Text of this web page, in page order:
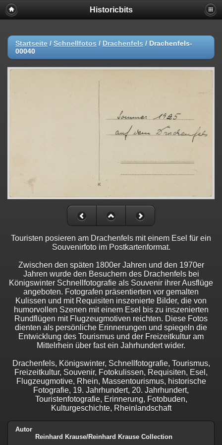
Historicbits
Startseite / Schnellfotos / Drachenfels / Drachenfels-
00040
Touristen posieren am Drachenfels mit einem Esel für ein
Souvenirfoto im Postkartenformat.
Zwischen den späten 1800er Jahren und den 1970er
Jahren wurde den Besuchern des Drachenfels bei
Königswinter Schnellfotografie als Souvenir ihrer Ausflüge
angeboten. Fotografen präsentierten vor gemalten
Kulissen und mit Requisiten inszenierte Bilder, die von
humorvollen Szenen mit einem Esel bis zu inszenierten
Rundflügen mit Flugzeugmotiven reichten. Diese Fotos
dienten als persönliche Erinnerungen und spiegeln die
Entwicklung des Tourismus und der Freizeitkultur am
Mittelrhein über fast ein Jahrhundert wider.
Drachenfels, Königswinter, Schnellfotografie, Tourismus,
Freizeitkultur, Souvenir, Fotokulissen, Requisiten, Esel,
Flugzeugmotive, Rhein, Massentourismus, historische
Fotografie, 19. Jahrhundert, 20. Jahrhundert,
Touristenfotografie, Erinnerung, Fotobuden,
Kulturgeschichte, Rheinlandschaft
Autor
Reinhard Krause/Reinhard Krause Collection